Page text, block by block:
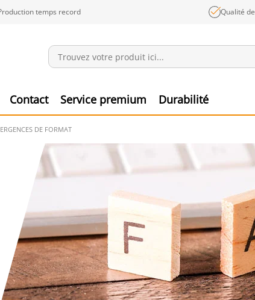
temps record Qualité
Contact Service premium Durabilité
DE FORMAT